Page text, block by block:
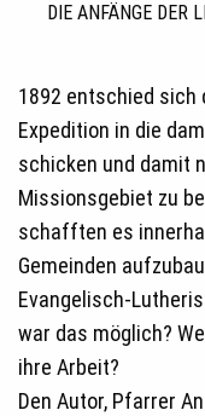
DIE ANFÄNGE DER
1892 entschied sich
Expedition in die
schicken und damit
Missionsgebiet zu
schafften es
Gemeinden
Evangelisch-
war das möglich?
ihre Arbeit?
Den Autor, Pfarrer